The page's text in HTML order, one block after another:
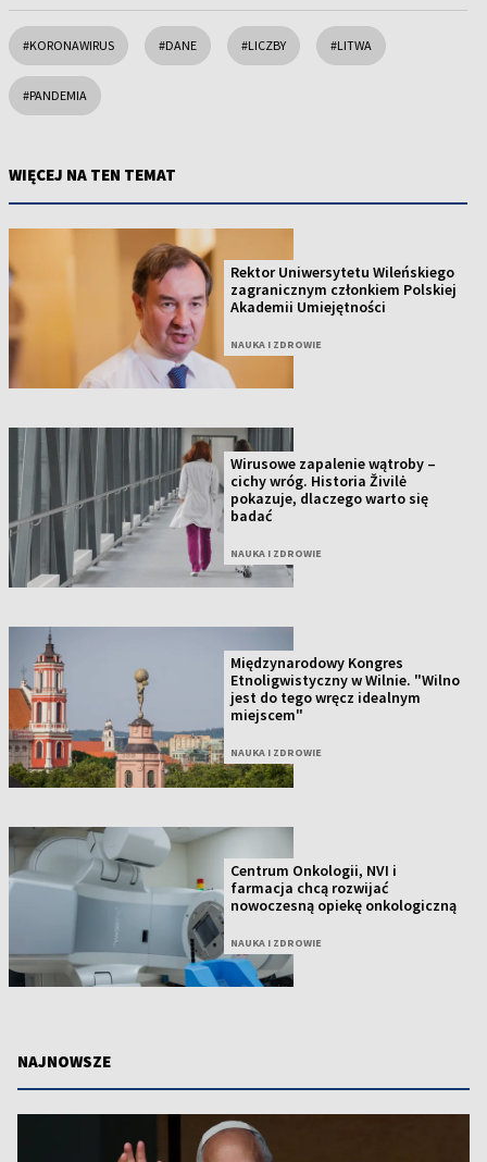
#KORONAWIRUS #DANE #LICZBY #LITWA
#PANDEMIA
WIĘCEJ NA TEN TEMAT
Rektor Uniwersytetu Wileńskiego
zagranicznym członkiem Polskiej
Akademii Umiejętności
NAUKA I ZDROWIE
Wirusowe zapalenie wątroby –
cichy wróg. Historia Živilė
pokazuje, dlaczego warto się
badać
NAUKA I ZDROWIE
Międzynarodowy Kongres
Etnoligwistyczny w Wilnie. "Wilno
jest do tego wręcz idealnym
miejscem"
NAUKA I ZDROWIE
Centrum Onkologii, NVI i
farmacja chcą rozwijać
nowoczesną opiekę onkologiczną
NAUKA I ZDROWIE
NAJNOWSZE